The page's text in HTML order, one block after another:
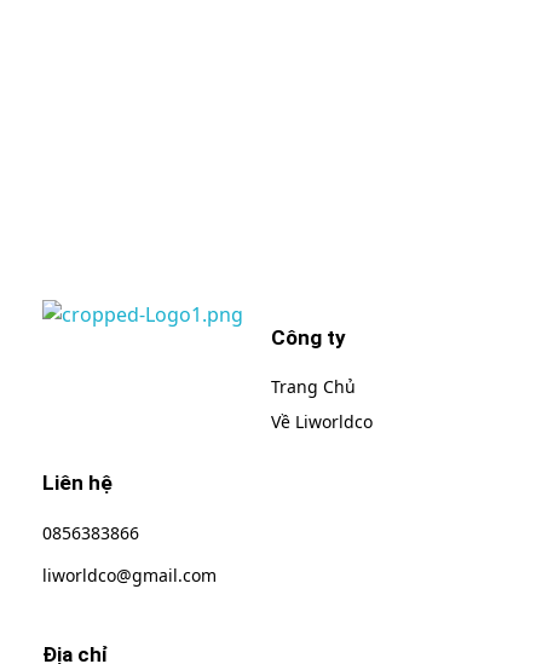
Công ty
Trang Chủ
Về Liworldco
Liên hệ
0856383866
liworldco@gmail.com
Địa chỉ